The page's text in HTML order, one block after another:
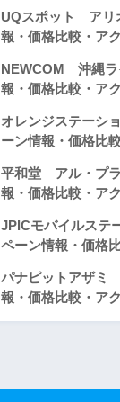
UQスポット アリ
報・価格比較・ア
NEWCOM 沖縄ラ
報・価格比較・ア
オレンジステーシ
ーン情報・価格比
平和堂 アル・プ
報・価格比較・ア
JPICモバイルステ
ペーン情報・価格
パナピットアザミ
報・価格比較・ア